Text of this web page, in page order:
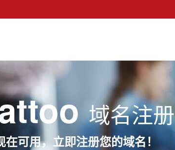
域名注册
在可用，立即注册您的域名！